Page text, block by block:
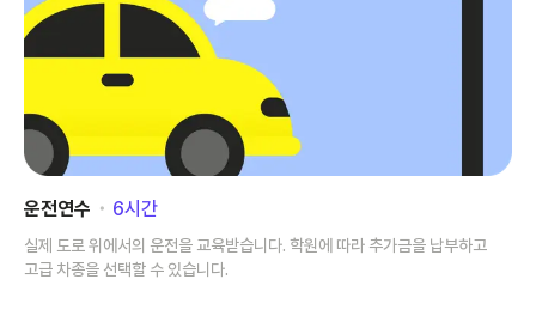
운전연수 ･ 6시간
실제 도로 위에서의 운전을 교육받습니다. 학원에 따라 추가금을 납부하고
고급 차종을 선택할 수 있습니다.